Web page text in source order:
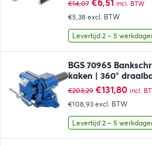
€14,07
prijs
was:
€14,07.
€6,51
prijs
is:
€6,51.
incl. BTW
€5,38 excl. BTW
Levertijd 2 – 5
BGS 70965
kaken | 360°
€203,29
prijs
was:
€203,29.
€131,80
prijs
is:
incl.
€108,93 excl. BTW
Levertijd 2 – 5